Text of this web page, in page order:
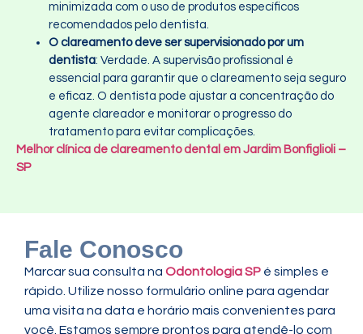
minimizada com o uso de produtos específicos
recomendados pelo dentista.
O clareamento deve ser supervisionado por um
dentista: Verdade. A supervisão profissional é
essencial para garantir que o clareamento seja seguro
e eficaz. O dentista pode ajustar a concentração do
agente clareador e monitorar o progresso do
tratamento para evitar complicações.
Melhor clínica de clareamento dental em Jardim Bonfiglioli –
SP
Fale Conosco
Marcar sua consulta na Odontologia SP é simples e
rápido. Utilize nosso formulário online para agendar
uma visita na data e horário mais convenientes para
você. Estamos sempre prontos para atendê-lo com